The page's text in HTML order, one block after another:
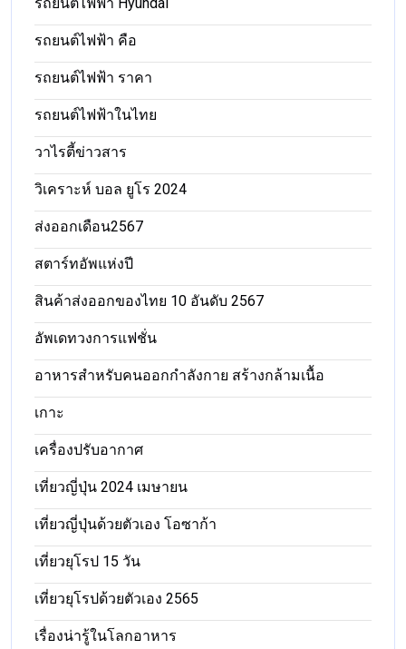
รถยนต์ไฟฟ้า คือ
รถยนต์ไฟฟ้า ราคา
รถยนต์ไฟฟ้าในไทย
วาไรตี้ข่าวสาร
วิเคราะห์ บอล ยูโร 2024
ส่งออกเดือน2567
สตาร์ทอัพแห่งปี
สินค้าส่งออกของไทย 10 อันดับ 2567
อัพเดทวงการแฟชั่น
อาหารสําหรับคนออกกําลังกาย สร้างกล้ามเนื้อ
เกาะ
เครื่องปรับอากาศ
เที่ยวญี่ปุ่น 2024 เมษายน
เที่ยวญี่ปุ่นด้วยตัวเอง โอซาก้า
เที่ยวยุโรป 15 วัน
เที่ยวยุโรปด้วยตัวเอง 2565
เรื่องน่ารู้ในโลกอาหาร